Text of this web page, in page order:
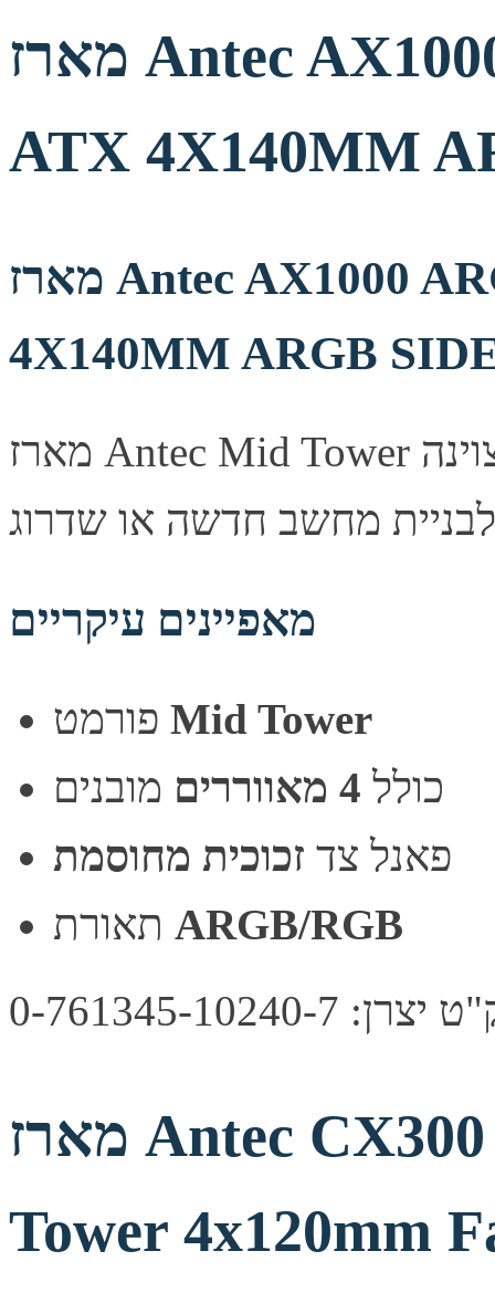
מארז Antec AX1000 ARGB Mid Tower E-
ATX 4X140MM
מארז Antec AX1000 ARGB Mid Tower E-ATX
4X140MM ARGB
מארז Antec Mid Tower מעוצב היטב, מספק זרימת אוויר מצוינה
מאפיינים עיקריים
Mid Tower
כולל 4 מאווררים
מובנים
פאנל צד זכוכית מחוסמת
ARGB/RGB
0-761345-10240-7
מארז Antec CX300 ARGB White Mid-
Tower 4x120mm